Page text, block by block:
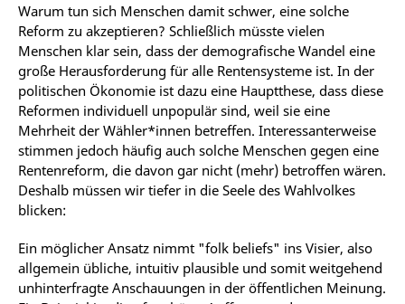
Warum tun sich Menschen damit schwer, eine solche
Reform zu akzeptieren? Schließlich müsste vielen
Menschen klar sein, dass der demografische Wandel eine
große Herausforderung für alle Rentensysteme ist. In der
politischen Ökonomie ist dazu eine Hauptthese, dass diese
Reformen individuell unpopulär sind, weil sie eine
Mehrheit der Wähler*innen betreffen. Interessanterweise
stimmen jedoch häufig auch solche Menschen gegen eine
Rentenreform, die davon gar nicht (mehr) betroffen wären.
Deshalb müssen wir tiefer in die Seele des Wahlvolkes
blicken:
Ein möglicher Ansatz nimmt "folk beliefs" ins Visier, also
allgemein übliche, intuitiv plausible und somit weitgehend
unhinterfragte Anschauungen in der öffentlichen Meinung.